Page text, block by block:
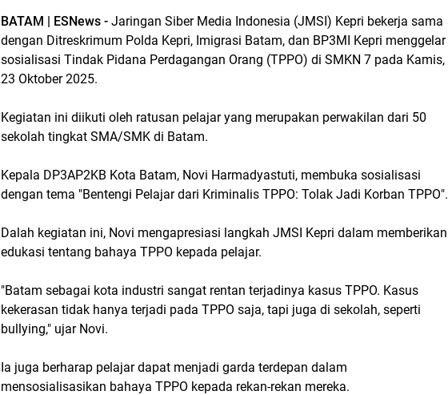
BATAM | ESNews - Jaringan Siber Media Indonesia (JMSI) Kepri bekerja sama
dengan Ditreskrimum Polda Kepri, Imigrasi Batam, dan BP3MI Kepri menggelar
sosialisasi Tindak Pidana Perdagangan Orang (TPPO) di SMKN 7 pada Kamis,
23 Oktober 2025.
Kegiatan ini diikuti oleh ratusan pelajar yang merupakan perwakilan dari 50
sekolah tingkat SMA/SMK di Batam.
Kepala DP3AP2KB Kota Batam, Novi Harmadyastuti, membuka sosialisasi
dengan tema "Bentengi Pelajar dari Kriminalis TPPO: Tolak Jadi Korban TPPO".
Dalah kegiatan ini, Novi mengapresiasi langkah JMSI Kepri dalam memberikan
edukasi tentang bahaya TPPO kepada pelajar.
"Batam sebagai kota industri sangat rentan terjadinya kasus TPPO. Kasus
kekerasan tidak hanya terjadi pada TPPO saja, tapi juga di sekolah, seperti
bullying," ujar Novi.
Ia juga berharap pelajar dapat menjadi garda terdepan dalam
mensosialisasikan bahaya TPPO kepada rekan-rekan mereka.